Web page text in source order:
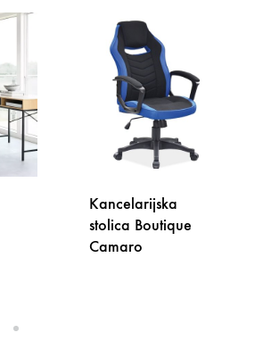
Kancelarijska
stolica Boutique
Camaro